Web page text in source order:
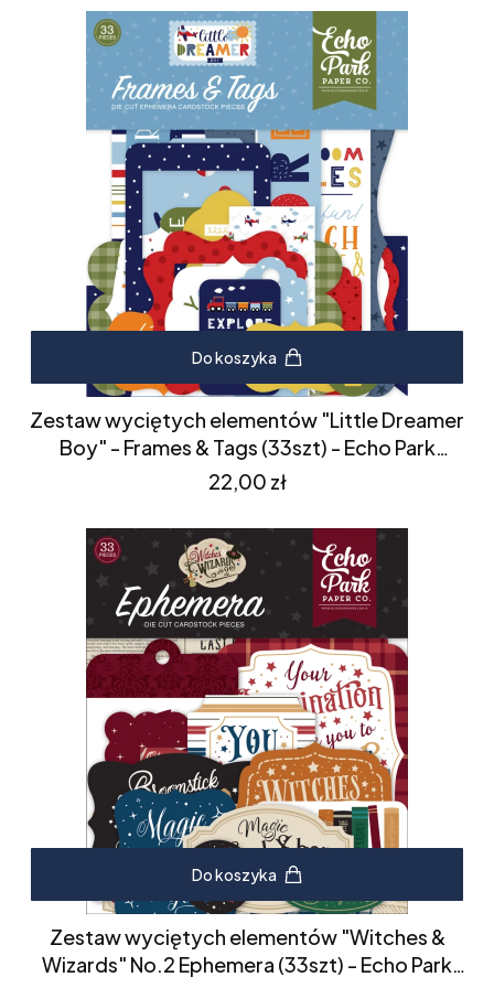
Do koszyka
Zestaw wyciętych elementów "Little Dreamer
Boy" - Frames & Tags (33szt) - Echo Park
(LDB238025)
Cena
22,00 zł
Do koszyka
Zestaw wyciętych elementów "Witches &
Wizards" No.2 Ephemera (33szt) - Echo Park